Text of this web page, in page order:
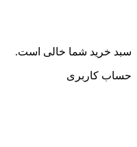
سبد خرید شما خالی است.
حساب کاربری